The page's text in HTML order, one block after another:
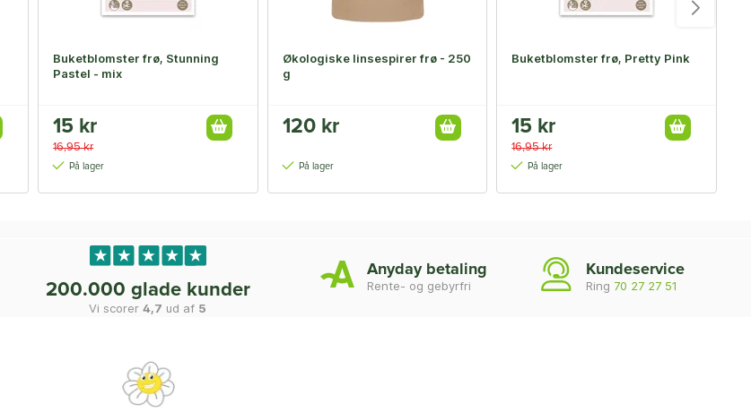
Buketblomster frø, Stunning
Pastel - mix
15 kr
16,95 kr
På lager
Økologiske linsespirer frø - 250
g
120 kr
På lager
Buketblomster frø, Pretty Pink
15 kr
16,95 kr
På lager
200.000 glade kunder
Vi scorer4,7 ud af 5
Anyday betaling
Rente- og gebyrfri
Kundeservice
Ring 70 27 27 51